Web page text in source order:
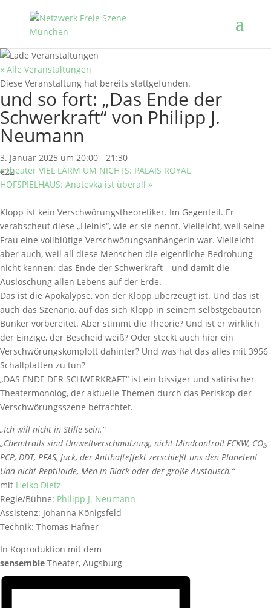
« Alle Veranstaltungen
Diese Veranstaltung hat bereits stattgefunden.
und so fort: „Das Ende der
Schwerkraft“ von Philipp J.
Neumann
3. Januar 2025 um 20:00 - 21:30
€22
«theater VIEL LÄRM UM NICHTS: PALAIS ROYAL
HOFSPIELHAUS: Anatevka ist überall »
Klopp ist kein Verschwörungstheoretiker. Im Gegenteil. Er
verabscheut diese „Heinis“, wie er sie nennt. Vielleicht, weil seine
Frau eine vollblütige Verschwörungsanhängerin war. Vielleicht
aber auch, weil all diese Menschen die eigentliche Bedrohung
nicht kennen: das Ende der Schwerkraft – und damit die
Auslöschung allen Lebens auf der Erde.
Das ist die Apokalypse, von der Klopp überzeugt ist. Und das ist
auch das Szenario, auf das sich Klopp in seinem selbstgebauten
Bunker vorbereitet. Aber stimmt die Theorie? Und ist er wirklich
der Einzige, der Bescheid weiß? Oder steckt auch hier ein
Verschwörungskomplott dahinter? Und was hat das alles mit 3956
Schallplatten zu tun?
„DAS ENDE DER SCHWERKRAFT“ ist ein bissiger und satirischer
Theatermonolog, der aktuelle Themen durch das Periskop der
Verschwörungsszene betrachtet.
„Ich will nicht in Stille sein.“
„Chemtrails sind Umweltverschmutzung, nicht Mindcontrol! FCKW, CO₂,
PCP, DDT, PFAS, fuck, der Antihafteffekt zerschießt uns den Planeten!
Und nicht Reptiloide, Men in Black oder der große Austausch.“
mit Heiko Dietz
Regie/Bühne: Philipp J. Neumann
Assistenz: Johanna Königsfeld
Technik: Thomas Hafner
In Koproduktion mit dem
sensemble Theater, Augsburg